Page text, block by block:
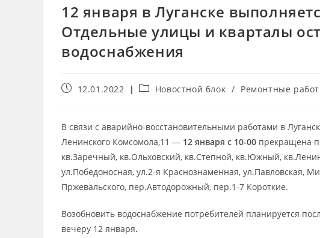
12 января в Луганске
Отдельные улицы и кварталы
водоснабжения
12.01.2022 Новостной блок / Ремонтные
В связи с аварийно-восстановительными работами в
Ленинского Комсомола,11 — 12 января с 10-00 прекращена
кв.Заречный, кв.Ольховский, кв.Степной, кв.Южный,
ул.Победоносная, ул.2-я Краснознаменная, ул.Павловская,
Пржевальского, пер.Автодорожный, пер.1-7 Короткие.
Возобновить водоснабжение потребителей планируется
вечеру 12 января.